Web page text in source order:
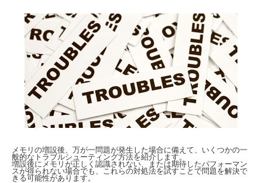
メモリの増設後、万が一問題が発生した場合に備えて、いくつかの一
般的なトラブルシューティング方法を紹介します。
増設後にメモリが正しく認識されない、または期待したパフォーマン
スが得られない場合でも、これらの対処法を試すことで問題を解決で
きる可能性があります。